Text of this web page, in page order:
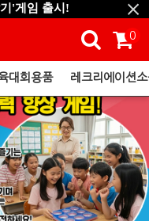
'게임 출시!
립금 5,000원 증정
' 출시! ❤
0
대회용품 레크리에이션